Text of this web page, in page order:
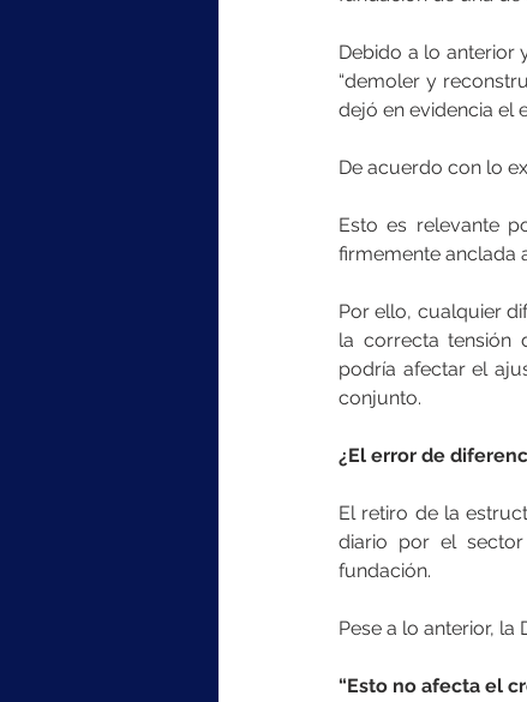
Debido a lo anterior
“demoler y
dejó en evidencia el
De acuerdo con lo
Esto es relevante
firmemente anclada
Por ello, cualquier
la correcta tensión
podría afectar el
conjunto.
¿El error de
El retiro de la
diario por el
fundación.
Pese a lo anterior,
“Esto no afecta el